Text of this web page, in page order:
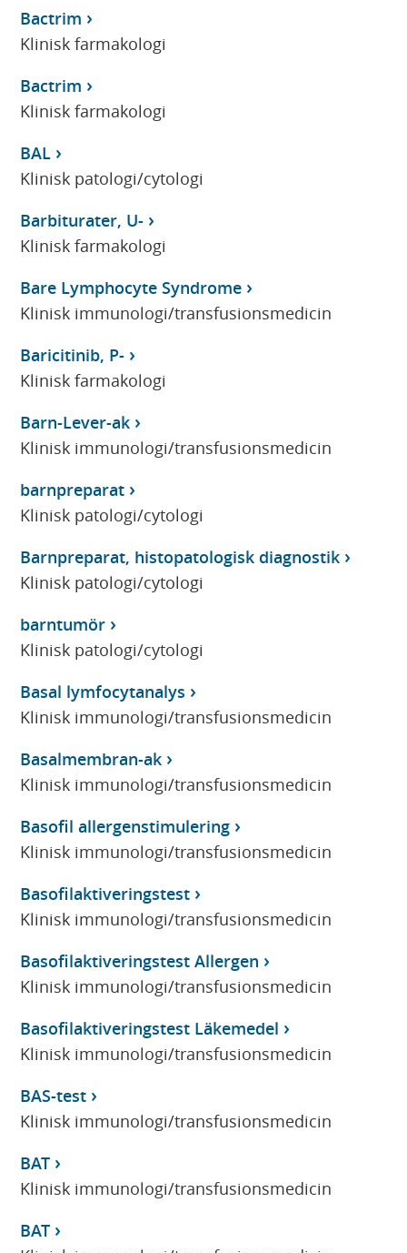
Bactrim
Klinisk farmakologi
Bactrim
Klinisk farmakologi
BAL
Klinisk patologi/cytologi
Barbiturater, U-
Klinisk farmakologi
Bare Lymphocyte Syndrome
Klinisk immunologi/transfusionsmedicin
Baricitinib, P-
Klinisk farmakologi
Barn-Lever-ak
Klinisk immunologi/transfusionsmedicin
barnpreparat
Klinisk patologi/cytologi
Barnpreparat, histopatologisk diagnostik
Klinisk patologi/cytologi
barntumör
Klinisk patologi/cytologi
Basal lymfocytanalys
Klinisk immunologi/transfusionsmedicin
Basalmembran-ak
Klinisk immunologi/transfusionsmedicin
Basofil allergenstimulering
Klinisk immunologi/transfusionsmedicin
Basofilaktiveringstest
Klinisk immunologi/transfusionsmedicin
Basofilaktiveringstest Allergen
Klinisk immunologi/transfusionsmedicin
Basofilaktiveringstest Läkemedel
Klinisk immunologi/transfusionsmedicin
BAS-test
Klinisk immunologi/transfusionsmedicin
BAT
Klinisk immunologi/transfusionsmedicin
BAT